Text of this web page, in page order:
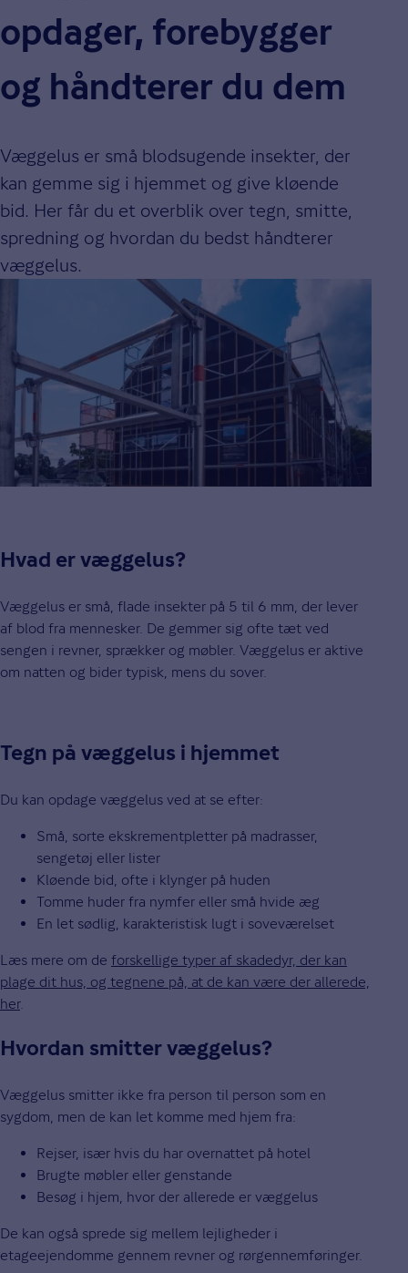
opdager, forebygger
og håndterer du dem
Væggelus er små blodsugende insekter, der
kan gemme sig i hjemmet og give kløende
bid. Her får du et overblik over tegn, smitte,
spredning og hvordan du bedst håndterer
væggelus.
Hvad er væggelus?
Væggelus er små, flade insekter på 5 til 6 mm, der lever
af blod fra mennesker. De gemmer sig ofte tæt ved
sengen i revner, sprækker og møbler. Væggelus er aktive
om natten og bider typisk, mens du sover.
Tegn på væggelus i hjemmet
Du kan opdage væggelus ved at se efter:
Små, sorte ekskrementpletter på madrasser,
sengetøj eller lister
Kløende bid, ofte i klynger på huden
Tomme huder fra nymfer eller små hvide æg
En let sødlig, karakteristisk lugt i soveværelset
Læs mere om de forskellige typer af skadedyr, der kan
plage dit hus, og tegnene på, at de kan være der allerede,
her.
Hvordan smitter væggelus?
Væggelus smitter ikke fra person til person som en
sygdom, men de kan let komme med hjem fra:
Rejser, især hvis du har overnattet på hotel
Brugte møbler eller genstande
Besøg i hjem, hvor der allerede er væggelus
De kan også sprede sig mellem lejligheder i
etageejendomme gennem revner og rørgennemføringer.